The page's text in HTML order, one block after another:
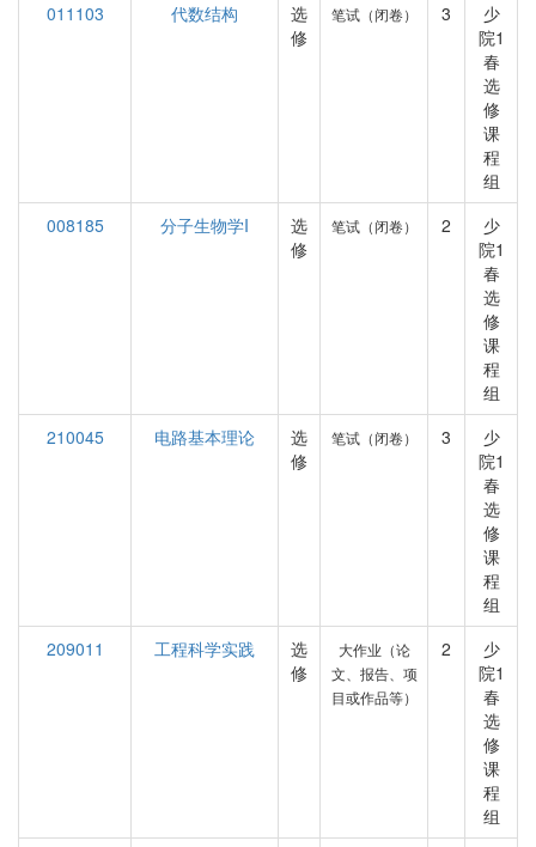
011103
代数结构
选
修
笔试（闭卷） 3
少
院1
春
选
修
课
程
组
008185
分子生物学I
选
修
笔试（闭卷） 2
少
院1
春
选
修
课
程
组
210045
电路基本理论
选
修
笔试（闭卷） 3
少
院1
春
选
修
课
程
组
209011
工程科学实践
选
修
大作业（论
文、报告、项
目或作品等）
2
少
院1
春
选
修
课
程
组